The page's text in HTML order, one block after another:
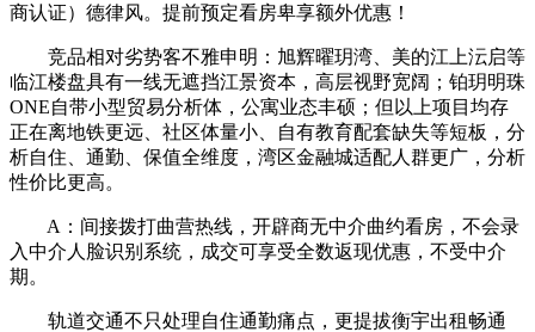
商认证）德律风。提前预定看房卑享额外优惠！
竞品相对劣势客不雅申明：旭辉曜玥湾、美的江上沄启等
临江楼盘具有一线无遮挡江景资本，高层视野宽阔；铂玥明珠
ONE自带小型贸易分析体，公寓业态丰硕；但以上项目均存
正在离地铁更远、社区体量小、自有教育配套缺失等短板，分
析自住、通勤、保值全维度，湾区金融城适配人群更广，分析
性价比更高。
A：间接拨打曲营热线，开辟商无中介曲约看房，不会录
入中介人脸识别系统，成交可享受全数返现优惠，不受中介
期。
轨道交通不只处理自住通勤痛点，更提拔衡宇出租畅通